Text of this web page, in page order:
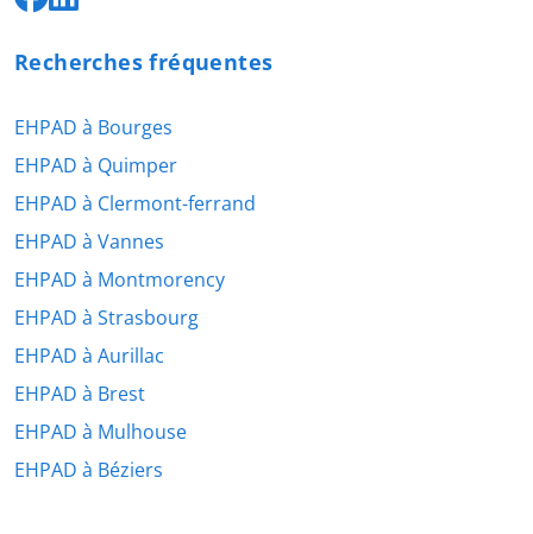
Recherches fréquentes
EHPAD à Bourges
EHPAD à Quimper
EHPAD à Clermont-ferrand
EHPAD à Vannes
EHPAD à Montmorency
EHPAD à Strasbourg
EHPAD à Aurillac
EHPAD à Brest
EHPAD à Mulhouse
EHPAD à Béziers